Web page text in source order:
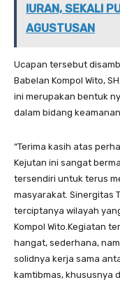
IURAN, SEKALI
AGUSTUSAN
Ucapan tersebut
Babelan Kompol Wito,
ini merupakan bentuk
dalam bidang
“Terima kasih atas
Kejutan ini sangat
tersendiri untuk terus
masyarakat. Sinergitas
terciptanya wilayah
Kompol Wito.Kegiatan
hangat, sederhana,
solidnya kerja sama
kamtibmas, khususnya